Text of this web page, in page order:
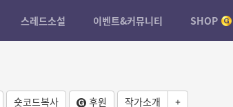
스레드소설 이벤트&커뮤니티 SHOP
숏코드복사 후원 작가소개 +